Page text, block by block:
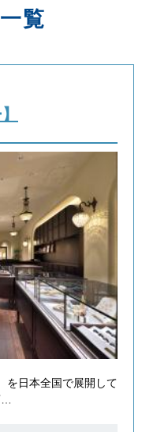
覧
を日本全国で展開して